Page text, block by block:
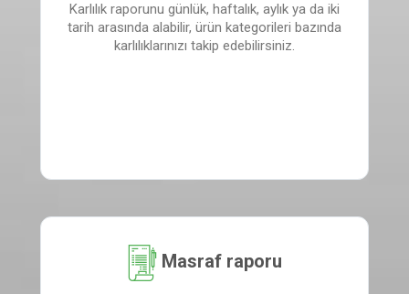
Karlılık raporunu günlük, haftalık, aylık ya da iki
tarih arasında alabilir, ürün kategorileri bazında
karlılıklarınızı takip edebilirsiniz.
Masraf raporu